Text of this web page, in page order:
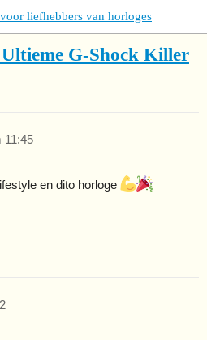
liefhebbers van horloges
G-Shock Killer
11:45
en dito horloge